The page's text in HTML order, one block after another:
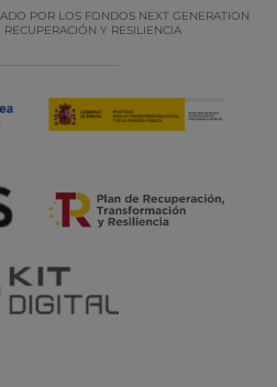
POR LOS FONDOS NEXT GENERATION
Y RESILIENCIA